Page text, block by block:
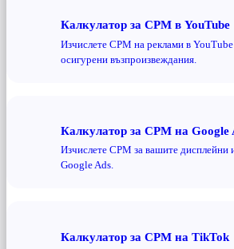
Калкулатор за CPM в YouTube
Изчислете CPM на реклами в
осигурени възпроизвеждания.
Калкулатор за CPM на Google
Изчислете CPM за вашите дисплейни
Google Ads.
Калкулатор за CPM на TikTok